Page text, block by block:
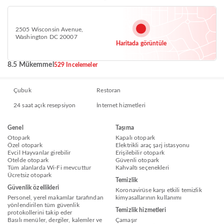
2505 Wisconsin Avenue,
Washington DC 20007
Haritada görüntüle
8.5 Mükemmel 529 Incelemeler
Çubuk Restoran
24 saat açık resepsiyon İnternet hizmetleri
Genel
Otopark
Özel otopark
Evcil Hayvanlar girebilir
Otelde otopark
Tüm alanlarda Wi-Fi mevcuttur
Ücretsiz otopark
Güvenlik özellikleri
Personel, yerel makamlar tarafından
yönlendirilen tüm güvenlik
protokollerini takip eder
Basılı menüler, dergiler, kalemler ve
Taşıma
Kapalı otopark
Elektrikli araç şarj istasyonu
Erişilebilir otopark
Güvenli otopark
Kahvaltı seçenekleri
Temizlik
Koronavirüse karşı etkili temizlik
kimyasallarının kullanımı
Temizlik hizmetleri
Çamaşır